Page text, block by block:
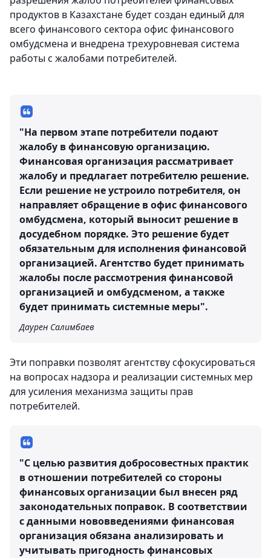
продуктов в Казахстане будет создан единый для
всего финансового сектора офис финансового
омбудсмена и внедрена трехуровневая система
работы с жалобами потребителей.
"На первом этапе потребители подают
жалобу в финансовую организацию.
Финансовая организация рассматривает
жалобу и предлагает потребителю решение.
Если решение не устроило потребителя, он
направляет обращение в офис финансового
омбудсмена, который выносит решение в
досудебном порядке. Это решение будет
обязательным для исполнения финансовой
организацией. Агентство будет принимать
жалобы после рассмотрения финансовой
организацией и омбудсменом, а также
будет принимать системные меры".
Даурен Салимбаев
Эти поправки позволят агентству сфокусироваться
на вопросах надзора и реализации системных мер
для усиления механизма защиты прав
потребителей.
"С целью развития добросовестных практик
в отношении потребителей со стороны
финансовых организации был внесен ряд
законодательных поправок. В соответствии
с данными нововведениями финансовая
организация обязана анализировать и
учитывать пригодность финансовых